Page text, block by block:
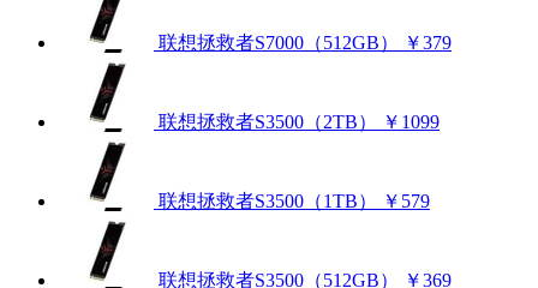
联想拯救者S7000（512GB） ￥379
联想拯救者S3500（2TB） ￥1099
联想拯救者S3500（1TB） ￥579
联想拯救者S3500（512GB） ￥369